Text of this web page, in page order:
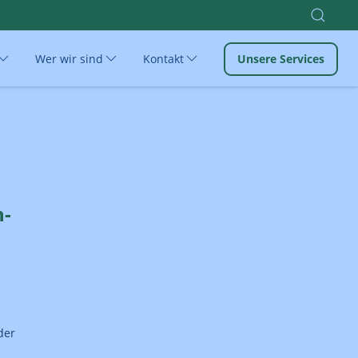
Wer wir sind Kontakt Unsere Services